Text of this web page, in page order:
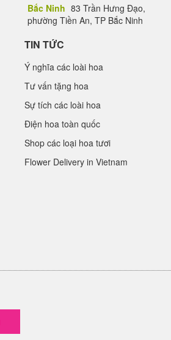
Bắc Ninh 83 Trần Hưng Đạo,
phường Tiền An, TP Bắc Ninh
TIN TỨC
Ý nghĩa các loài hoa
Tư vấn tặng hoa
Sự tích các loài hoa
Điện hoa toàn quốc
Shop các loại hoa tươi
Flower Delivery in Vietnam